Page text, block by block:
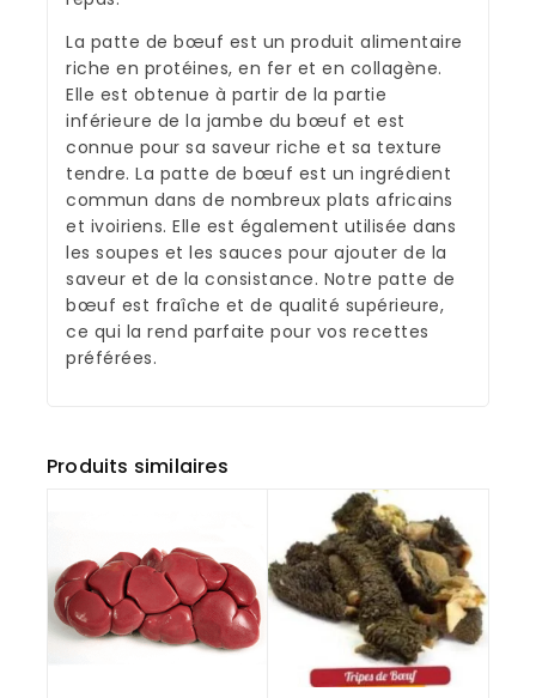
La patte de bœuf est un produit alimentaire
riche en protéines, en fer et en collagène.
Elle est obtenue à partir de la partie
inférieure de la jambe du bœuf et est
connue pour sa saveur riche et sa texture
tendre. La patte de bœuf est un ingrédient
commun dans de nombreux plats africains
et ivoiriens. Elle est également utilisée dans
les soupes et les sauces pour ajouter de la
saveur et de la consistance. Notre patte de
bœuf est fraîche et de qualité supérieure,
ce qui la rend parfaite pour vos recettes
préférées.
Produits similaires